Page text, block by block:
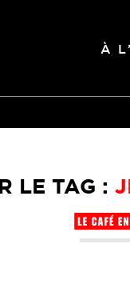
À
LE TAG :